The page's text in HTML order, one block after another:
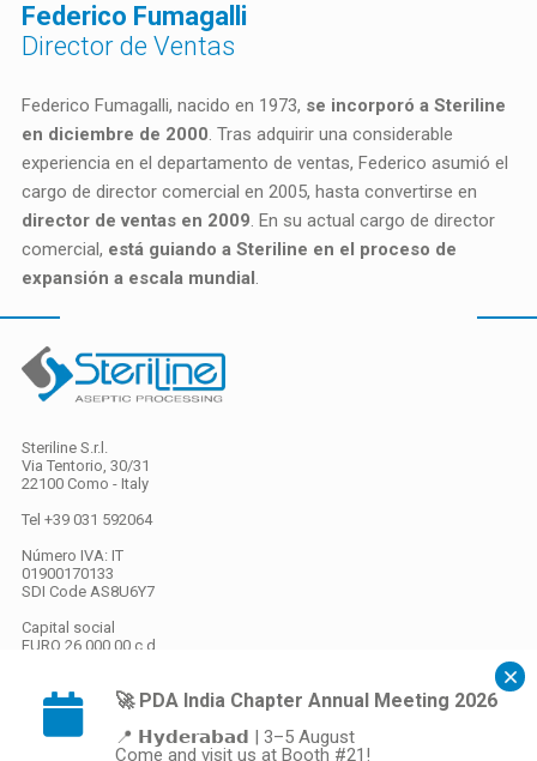
Federico Fumagalli
Director de Ventas
Federico Fumagalli, nacido en 1973, se incorporó a Steriline
en diciembre de 2000. Tras adquirir una considerable
experiencia en el departamento de ventas, Federico asumió el
cargo de director comercial en 2005, hasta convertirse en
director de ventas en 2009. En su actual cargo de director
comercial, está guiando a Steriline en el proceso de
expansión a escala mundial.
Steriline S.r.l.
Via Tentorio, 30/31
22100 Como - Italy
Tel +39 031 592064
Número IVA: IT
01900170133
SDI Code AS8U6Y7
Capital social
EURO 26.000,00 c.d.
Privacy /Cookies
🚀 PDA India Chapter Annual Meeting 2026
📍 𝗛𝘆𝗱𝗲𝗿𝗮𝗯𝗮𝗱 | 3–5 August
Come and visit us at Booth #21!